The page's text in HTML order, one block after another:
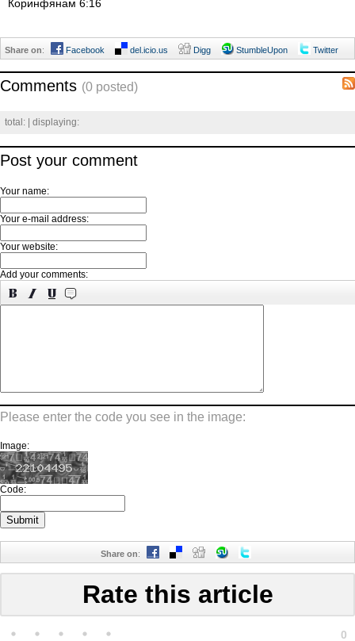
Коринфянам 6:16
Share on: Facebook del.icio.us Digg StumbleUpon Twitter
Comments (0 posted)
total: | displaying:
Post your comment
Your name:
Your e-mail address:
Your website:
Add your comments:
Please enter the code you see in the image:
Image:
Code:
Share on:
Rate this article
0